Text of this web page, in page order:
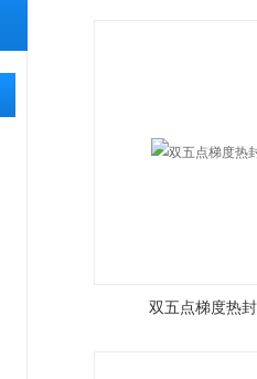
双五点梯度热